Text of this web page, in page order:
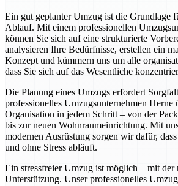
Ein gut geplanter Umzug ist die Grundlage
Ablauf. Mit einem professionellen
können Sie sich auf eine strukturierte
analysieren Ihre Bedürfnisse, erstellen ein
Konzept und kümmern uns um alle
dass Sie sich auf das Wesentliche
Die Planung eines Umzugs erfordert
professionelles Umzugsunternehmen Herne
Organisation in jedem Schritt – von der
bis zur neuen Wohnraumeinrichtung. Mit
modernen Ausrüstung sorgen wir dafür,
und ohne Stress abläuft.
Ein stressfreier Umzug ist möglich – mit der
Unterstützung. Unser professionelles